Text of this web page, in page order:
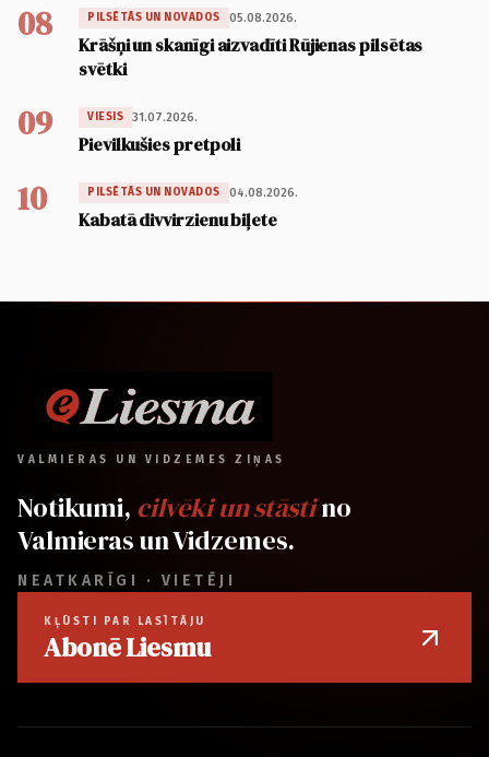
08 PILSĒTĀS UN NOVADOS 05.08.2026.
Krāšņi un skanīgi aizvadīti Rūjienas pilsētas
svētki
09 VIESIS 31.07.2026.
Pievilkušies pretpoli
10 PILSĒTĀS UN NOVADOS 04.08.2026.
Kabatā divvirzienu biļete
VALMIERAS UN VIDZEMES ZIŅAS
Notikumi, cilvēki un stāstino
Valmieras un Vidzemes.
NEATKARĪGI · VIETĒJI
KĻŪSTI PAR LASĪTĀJU
Abonē Liesmu